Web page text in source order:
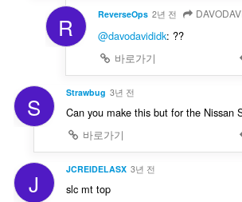
R ReverseOps 2년 전
@davodavididk: ??
바로가기
S Strawbug 3년 전
Can you make this but for the Nissan
바로가기
J JCREIDELASX 3년 전
slc mt top